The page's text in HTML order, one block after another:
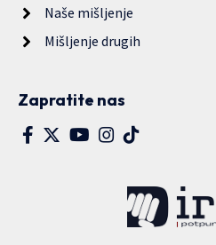
Naše mišljenje
Mišljenje drugih
Zapratite nas